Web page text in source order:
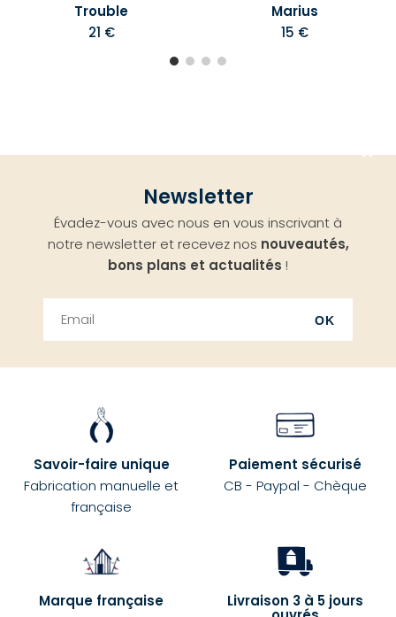
Trouble
21 €
Marius
15 €
Newsletter
Évadez-vous avec nous en vous inscrivant à
notre newsletter et recevez nos nouveautés,
bons plans et actualités !
OK
Savoir-faire unique
Fabrication manuelle et
française
Paiement sécurisé
CB - Paypal - Chèque
Marque française
Livraison 3 à 5 jours